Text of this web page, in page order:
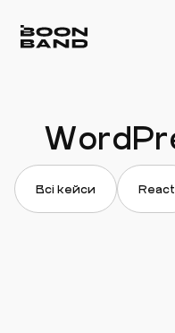
Всі кейси React